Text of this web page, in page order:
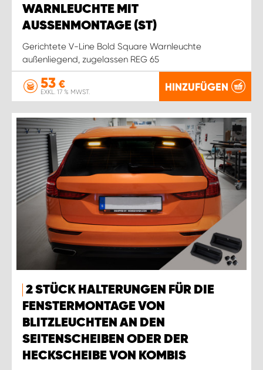
WARNLEUCHTE MIT
AUSSENMONTAGE (ST)
Gerichtete V-Line Bold Square Warnleuchte
außenliegend, zugelassen REG 65
53 €
EXKL. 17 % MWST. HINZUFÜGEN
2 STÜCK HALTERUNGEN FÜR DIE
FENSTERMONTAGE VON
BLITZLEUCHTEN AN DEN
SEITENSCHEIBEN ODER DER
HECKSCHEIBE VON KOMBIS